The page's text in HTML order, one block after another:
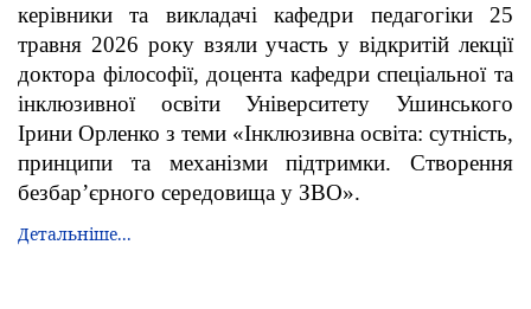
керівники та викладачі кафедри педагогіки 25
травня 2026 року взяли участь у відкритій лекції
доктора філософії, доцента кафедри спеціальної та
інклюзивної освіти Університету Ушинського
Ірини Орленко з теми «Інклюзивна освіта: сутність,
принципи та механізми підтримки. Створення
безбар’єрного середовища у ЗВО».
Детальніше...